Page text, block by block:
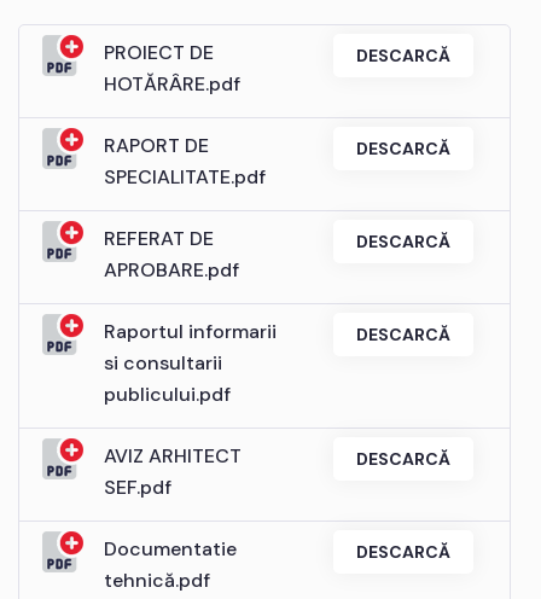
PROIECT DE
HOTĂRÂRE.pdf
DESCARCĂ
RAPORT DE
SPECIALITATE.pdf
DESCARCĂ
REFERAT DE
APROBARE.pdf
DESCARCĂ
Raportul informarii
si consultarii
publicului.pdf
DESCARCĂ
AVIZ ARHITECT
SEF.pdf
DESCARCĂ
Documentatie
tehnică.pdf
DESCARCĂ